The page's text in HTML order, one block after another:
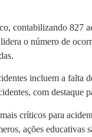
contabilizando 827
o número de
incluem a falta
com destaque
críticos para
ações